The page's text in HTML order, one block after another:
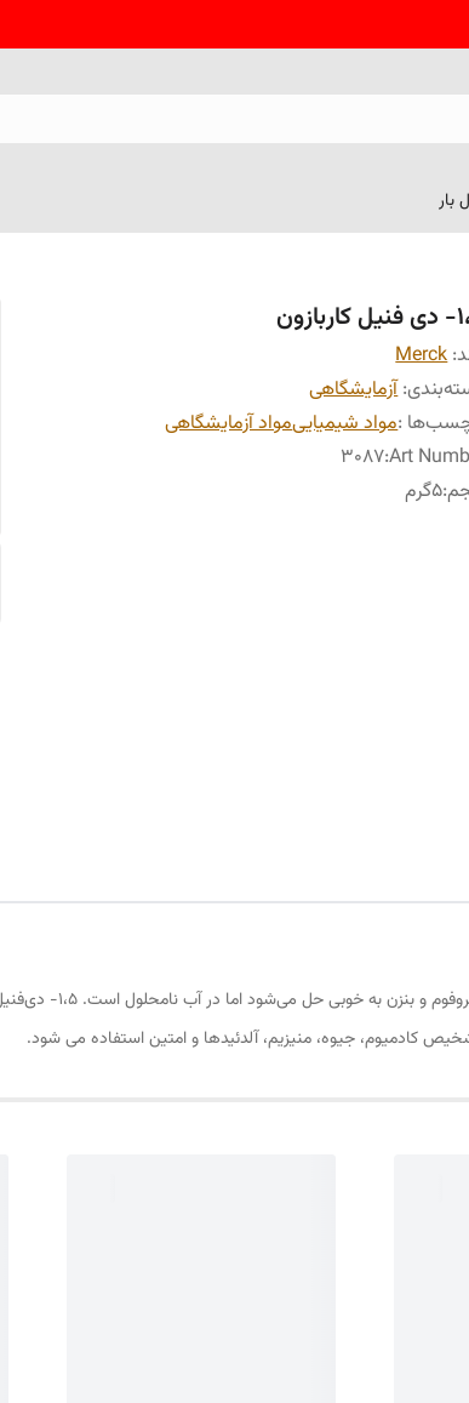
بار
Merck
:آزمایشگاهی
:مواد شیمیاییمواد آزمایشگاهی
Art
:۳۰۸۷
:۵گرم
۱،۵- دی‌فنیل کاربازون بصورت
کادمیوم، جیوه، منیزیم، آلدئیدها و امتین استفاده می شود.